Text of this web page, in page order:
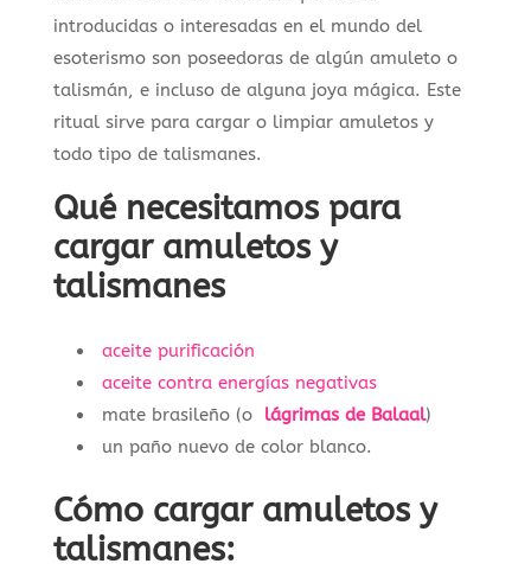
introducidas o interesadas en el mundo del
esoterismo son poseedoras de algún amuleto o
talismán, e incluso de alguna joya mágica. Este
ritual sirve para cargar o limpiar amuletos y
todo tipo de talismanes.
Qué necesitamos para
cargar amuletos y
talismanes
aceite purificación
aceite contra energías negativas
mate brasileño (o lágrimas de Balaal)
un paño nuevo de color blanco.
Cómo cargar amuletos y
talismanes: